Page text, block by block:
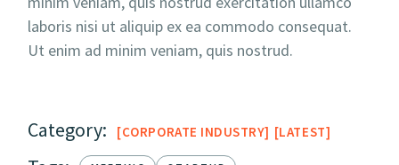
laboris nisi ut aliquip ex ea commodo consequat.
Ut enim ad minim veniam, quis nostrud.
Category: CORPORATE INDUSTRY LATEST